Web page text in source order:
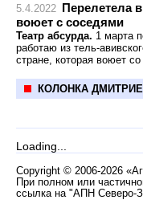
5.4.2022 Перелетела
воюет с соседями
Театр абсурда. 1 марта
работаю из тель-
стране, которая воюет
КОЛОНКА
Loading...
Copyright © 2006-2026
При полном или
ссылка на "АПН Северо-